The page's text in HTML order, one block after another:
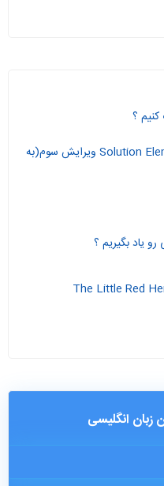
؟
دانلود رایگان کتاب Solution Elementary ویرایش سوم(به
یاد بگیریم ؟
زبان انگلیسی